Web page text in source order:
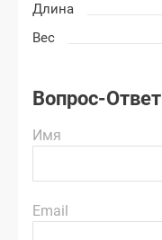
Длина
Вес
Вопрос-Ответ
Имя
Email